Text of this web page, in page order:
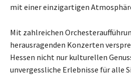
mit einer einzigartigen
Mit zahlreichen
herausragenden Konzerten
Hessen nicht nur kulturellen
unvergessliche Erlebnisse für alle